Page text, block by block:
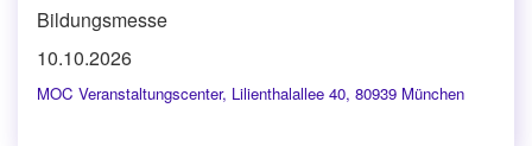
Bildungsmesse
10.10.2026
MOC Veranstaltungscenter, Lilienthalallee 40, 80939 München